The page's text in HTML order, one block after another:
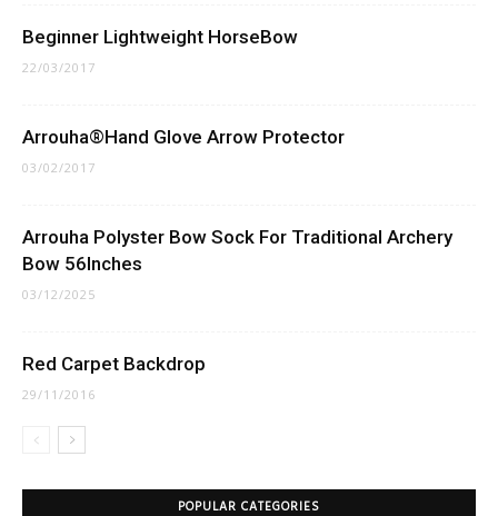
Beginner Lightweight HorseBow
22/03/2017
Arrouha®Hand Glove Arrow Protector
03/02/2017
Arrouha Polyster Bow Sock For Traditional Archery
Bow 56Inches
03/12/2025
Red Carpet Backdrop
29/11/2016
POPULAR CATEGORIES